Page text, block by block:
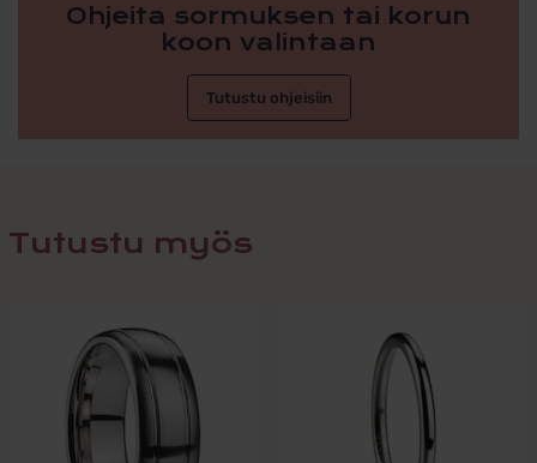
Ohjeita sormuksen tai korun
koon valintaan
Tutustu ohjeisiin
Tutustu myös
muunnelma.